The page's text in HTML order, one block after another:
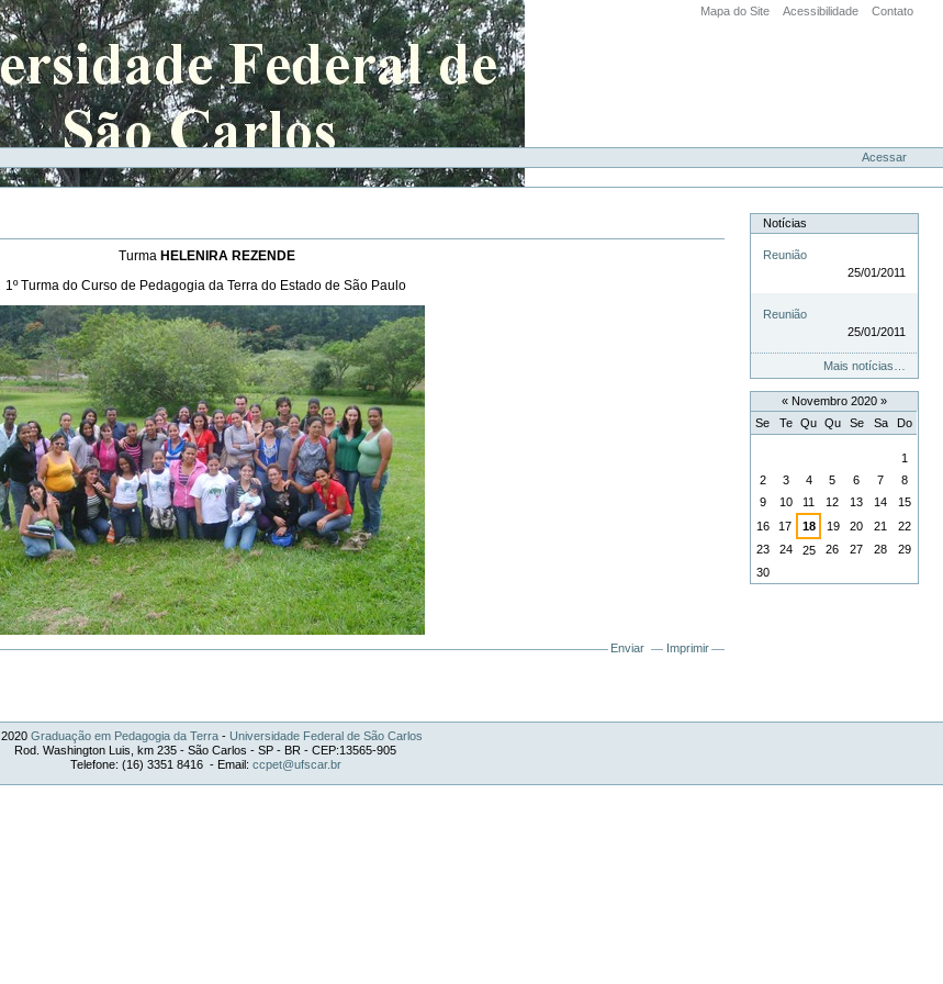
Mapa do Site Acessibilidade Contato
Acessar
Turma HELENIRA REZENDE
1º Turma do Curso de Pedagogia da Terra do Estado de São Paulo
Enviar Imprimir
Notícias
Reunião
25/01/2011
Reunião
25/01/2011
Mais notícias…
«Novembro 2020 »
Se Te Qu Qu Se Sa Do
1
2
3 4 5 6 7
8
9
10 11 12 13 14
15
16
17 18 19 20 21
22
23
24 25 26 27 28
29
30
2020 Graduação em Pedagogia da Terra- Universidade Federal de São Carlos
Rod. Washington Luis, km 235 - São Carlos - SP - BR - CEP:13565-905
Telefone: (16) 3351 8416 - Email: ccpet@ufscar.br